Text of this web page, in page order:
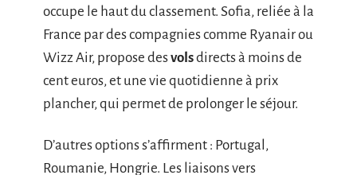
occupe le haut du classement. Sofia, reliée à la
France par des compagnies comme Ryanair ou
Wizz Air, propose desvolsdirects à moins de
cent euros, et une vie quotidienne à prix
plancher, qui permet de prolonger le séjour.
D’autres options s’affirment : Portugal,
Roumanie, Hongrie. Les liaisons vers